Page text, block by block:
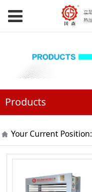
Products
Your Current Position: